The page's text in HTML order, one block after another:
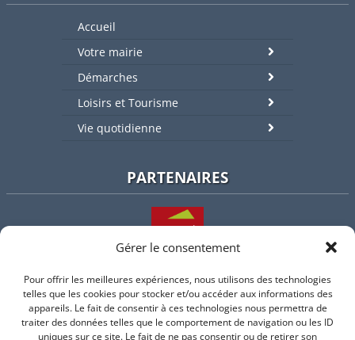
Gérer le consentement
Pour offrir les meilleures expériences, nous utilisons des technologies
telles que les cookies pour stocker et/ou accéder aux informations des
appareils. Le fait de consentir à ces technologies nous permettra de
traiter des données telles que le comportement de navigation ou les ID
uniques sur ce site. Le fait de ne pas consentir ou de retirer son
Accueil
Votre mairie
Démarches
Loisirs et Tourisme
Vie quotidienne
PARTENAIRES
L'intercommunalité